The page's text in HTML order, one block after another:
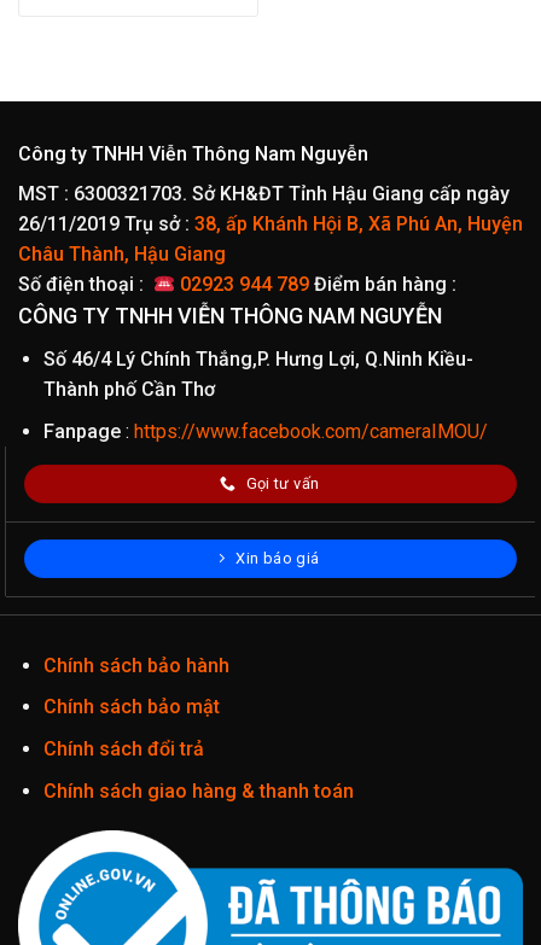
Công ty TNHH Viễn Thông Nam Nguyễn
MST : 6300321703. Sở KH&ĐT Tỉnh Hậu Giang cấp ngày
26/11/2019 Trụ sở : 38, ấp Khánh Hội B, Xã Phú An, Huyện
Châu Thành, Hậu Giang
Số điện thoại :
02923 944 789 Điểm bán hàng :
CÔNG TY TNHH VIỄN THÔNG NAM NGUYỄN
Số 46/4 Lý Chính Thắng,P. Hưng Lợi, Q.Ninh Kiều-
Thành phố Cần Thơ
Fanpage: https://www.facebook.com/cameraIMOU/
Gọi tư vấn
Xin báo giá
Chính sách bảo hành
Chính sách bảo mật
Chính sách đổi trả
Chính sách giao hàng & thanh toán